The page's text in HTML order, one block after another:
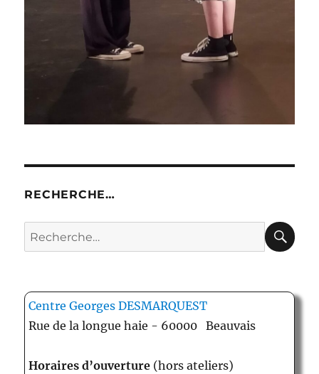
RECHERCHE…
Recherche
pour :
Centre Georges DESMARQUEST
Rue de la longue haie - 60000 Beauvais
Horaires d’ouverture (hors ateliers)